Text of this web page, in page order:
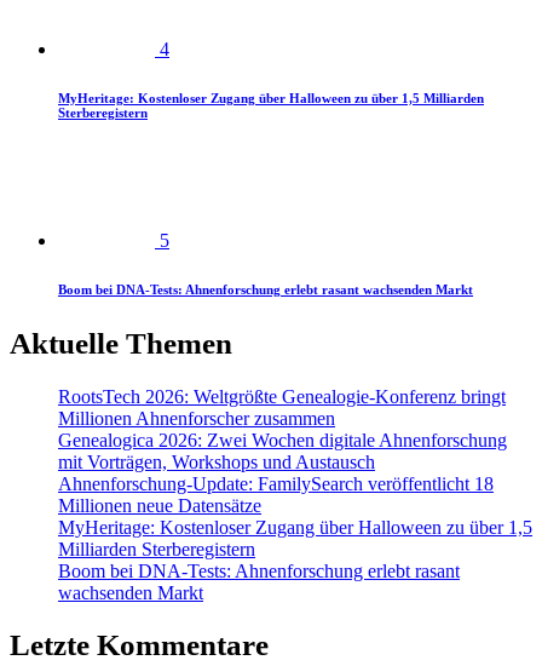
4
MyHeritage: Kostenloser Zugang über Halloween zu über 1,5 Milliarden
Sterberegistern
5
Boom bei DNA-Tests: Ahnenforschung erlebt rasant wachsenden Markt
Aktuelle Themen
RootsTech 2026: Weltgrößte Genealogie-Konferenz bringt
Millionen Ahnenforscher zusammen
Genealogica 2026: Zwei Wochen digitale Ahnenforschung
mit Vorträgen, Workshops und Austausch
Ahnenforschung-Update: FamilySearch veröffentlicht 18
Millionen neue Datensätze
MyHeritage: Kostenloser Zugang über Halloween zu über 1,5
Milliarden Sterberegistern
Boom bei DNA-Tests: Ahnenforschung erlebt rasant
wachsenden Markt
Letzte Kommentare